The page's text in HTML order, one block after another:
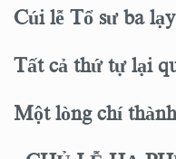
Cúi lễ Tổ sư ba lạy
Tất cả thứ tự lại
Một lòng chí